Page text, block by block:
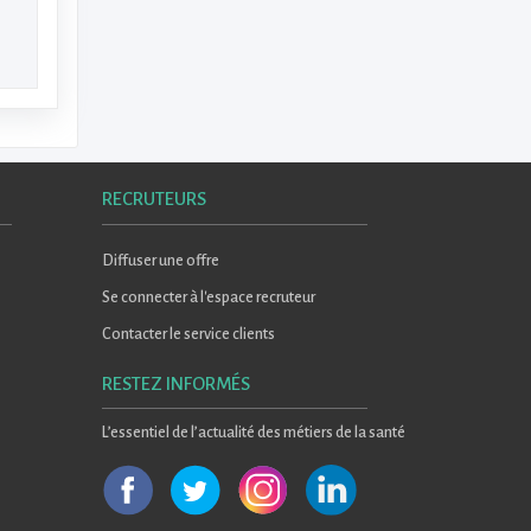
RECRUTEURS
Diffuser une offre
Se connecter à l'espace recruteur
Contacter le service clients
RESTEZ INFORMÉS
L’essentiel de l’actualité des métiers de la santé